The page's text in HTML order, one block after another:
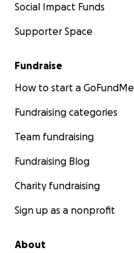
Social Impact Funds
Supporter Space
Fundraise
How to start a GoFundMe
Fundraising categories
Team fundraising
Fundraising Blog
Charity fundraising
Sign up as a nonprofit
About